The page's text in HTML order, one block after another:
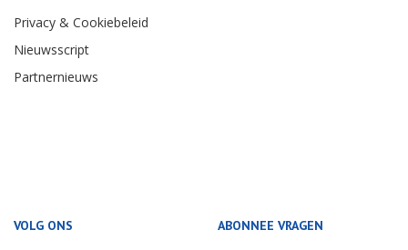
Privacy & Cookiebeleid
Nieuwsscript
Partnernieuws
VOLG ONS ABONNEE VRAGEN